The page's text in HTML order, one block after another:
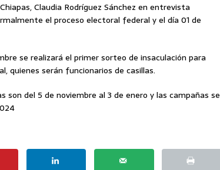
Claudia Rodríguez Sánchez en entrevista
el proceso electoral federal y el día 01 de
se realizará el primer sorteo de insaculación para
quienes serán funcionarios de casillas.
del 5 de noviembre al 3 de enero y las campañas se